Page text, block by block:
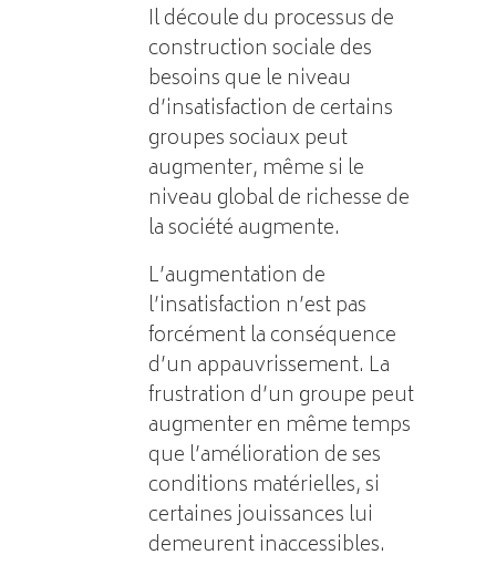
Il découle du processus de
construction sociale des
besoins que le niveau
d’insatisfaction de certains
groupes sociaux peut
augmenter, même si le
niveau global de richesse de
la société augmente.
L’augmentation de
l’insatisfaction n’est pas
forcément la conséquence
d’un appauvrissement. La
frustration d’un groupe peut
augmenter en même temps
que l’amélioration de ses
conditions matérielles, si
certaines jouissances lui
demeurent inaccessibles.